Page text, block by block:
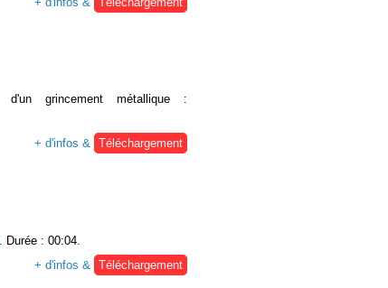
grincement métallique :
+ d'infos & Téléchargement
. Durée : 00:04.
+ d'infos & Téléchargement